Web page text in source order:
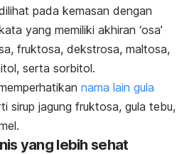
pada kemasan dengan
yang memiliki akhiran ‘osa’
fruktosa, dekstrosa, maltosa,
serta sorbitol.
nama lain gula
sirup jagung fruktosa, gula tebu,
yang lebih sehat